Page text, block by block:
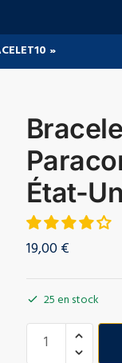
»
État-
19,00€
25 en stock